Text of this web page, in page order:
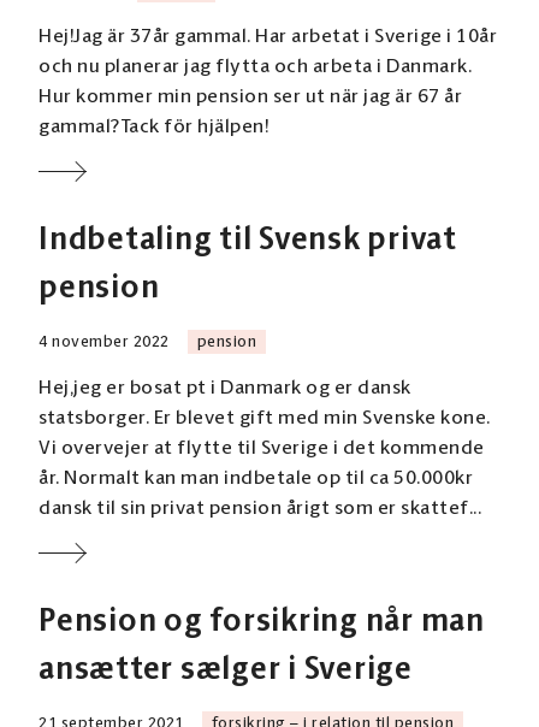
Hej!Jag är 37år gammal. Har arbetat i Sverige i 10år
och nu planerar jag flytta och arbeta i Danmark.
Hur kommer min pension ser ut när jag är 67 år
gammal?Tack för hjälpen!
Indbetaling til Svensk privat
pension
4 november 2022 pension
Hej,jeg er bosat pt i Danmark og er dansk
statsborger. Er blevet gift med min Svenske kone.
Vi overvejer at flytte til Sverige i det kommende
år. Normalt kan man indbetale op til ca 50.000kr
dansk til sin privat pension årigt som er skattef...
Pension og forsikring når man
ansætter sælger i Sverige
21 september 2021